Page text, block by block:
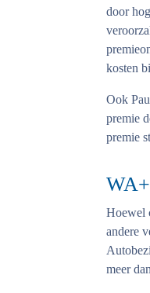
door
kosten
Ook
premie
premie
Hoewel
andere
meer